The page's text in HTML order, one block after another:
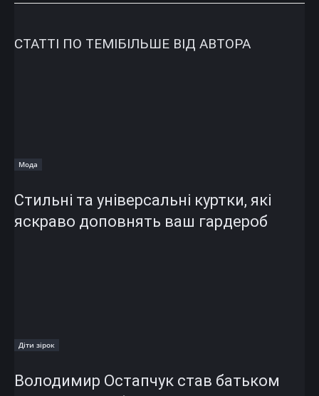
СТАТТІ ПО ТЕМІБІЛЬШЕ ВІД АВТОРА
Мода
Стильні та універсальні куртки, які
яскраво доповнять ваш гардероб
Діти зірок
Володимир Остапчук став батьком